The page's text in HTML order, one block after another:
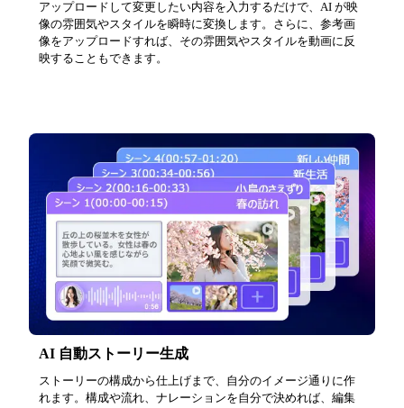
アップロードして変更したい内容を入力するだけで、AI が映
像の雰囲気やスタイルを瞬時に変換します。さらに、参考画
像をアップロードすれば、その雰囲気やスタイルを動画に反
映することもできます。
AI 自動ストーリー生成
ストーリーの構成から仕上げまで、自分のイメージ通りに作
れます。構成や流れ、ナレーションを自分で決めれば、編集